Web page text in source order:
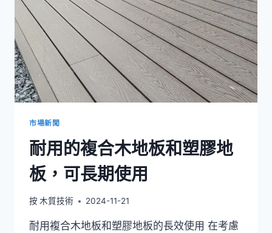
外
牆
美
市場新聞
耐用的複合木地板和塑膠地
板，可長期使用
按 木質技術 2024-11-21
耐用複合木地板和塑膠地板的長效使用 在考慮